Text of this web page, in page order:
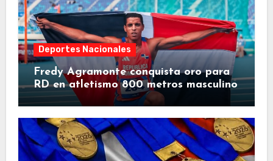
Deportes Nacionales
Fredy Agramonte conquista oro para
RD en atletismo 800 metros masculino